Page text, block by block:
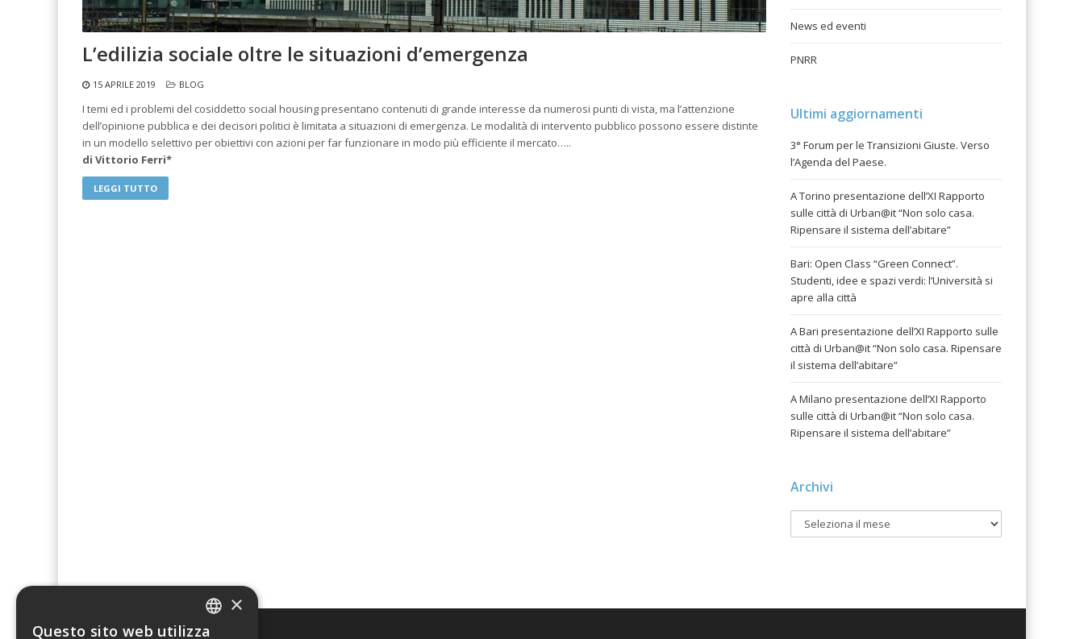
L’edilizia sociale oltre le situazioni d’emergenza
15 APRILE 2019 BLOG
I temi ed i problemi del cosiddetto social housing presentano contenuti di grande interesse da numerosi punti di vista, ma l’attenzione
dell’opinione pubblica e dei decisori politici è limitata a situazioni di emergenza. Le modalità di intervento pubblico possono essere distinte
in un modello selettivo per obiettivi con azioni per far funzionare in modo più efficiente il mercato…..
di Vittorio Ferri*
LEGGI TUTTO
News ed eventi
PNRR
Ultimi aggiornamenti
3° Forum per le Transizioni Giuste. Verso
l’Agenda del Paese.
A Torino presentazione dell’XI Rapporto
sulle città di Urban@it “Non solo casa.
Ripensare il sistema dell’abitare”
Bari: Open Class “Green Connect”.
Studenti, idee e spazi verdi: l’Università si
apre alla città
A Bari presentazione dell’XI Rapporto sulle
città di Urban@it “Non solo casa. Ripensare
il sistema dell’abitare”
A Milano presentazione dell’XI Rapporto
sulle città di Urban@it “Non solo casa.
Ripensare il sistema dell’abitare”
Archivi
ITALIAN
×
Questo sito web utilizza